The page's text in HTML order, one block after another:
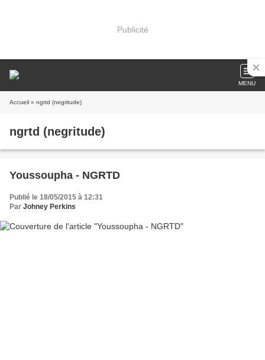
Publicité
MENU
Accueil » ngrtd (negritude)
ngrtd (negritude)
Youssoupha - NGRTD
Publié le 18/05/2015 à 12:31
Par Johney Perkins